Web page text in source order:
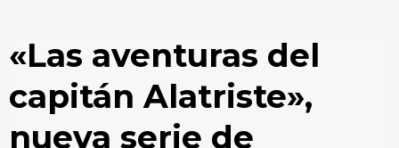
«Las aventuras del
capitán Alatriste»,
nueva serie de